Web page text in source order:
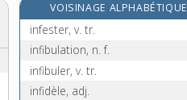
VOISINAGE ALPHABÉTIQUE
infestation, n. f.
infester, v. tr.
infibulation, n. f.
infibuler, v. tr.
infidèle, adj.